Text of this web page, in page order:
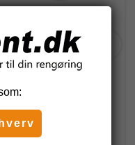
Kärcher HDS 5/15 UX
913.0
DKK
DKK
(inkl. moms)